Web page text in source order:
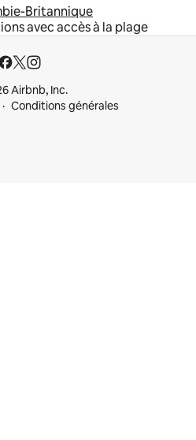
Britannique
avec accès à la plage
Airbnb, Inc.
Conditions générales